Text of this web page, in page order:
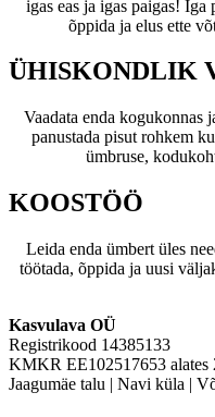
igas eas ja igas paigas!
õppida ja elus ette
ÜHISKONDLIK
Vaadata enda kogukonnas
panustada pisut rohkem
ümbruse,
KOOSTÖÖ
Leida enda ümbert üles
töötada, õppida ja uusi
Kasvulava OÜ
Registrikood 14385133
KMKR EE102517653 alates
Jaagumäe talu | Navi küla |